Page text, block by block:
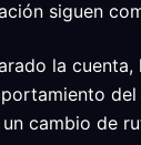
siguen
la cuenta,
del
cambio de